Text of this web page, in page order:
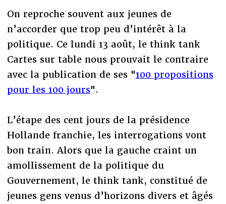
On reproche souvent aux jeunes de
n’accorder que trop peu d’intérêt à la
politique. Ce lundi 13 août, le think tank
Cartes sur table nous prouvait le contraire
avec la publication de ses "100 propositions
pour les 100 jours".
L’étape des cent jours de la présidence
Hollande franchie, les interrogations vont
bon train. Alors que la gauche craint un
amollissement de la politique du
Gouvernement, le think tank, constitué de
jeunes gens venus d’horizons divers et âgés